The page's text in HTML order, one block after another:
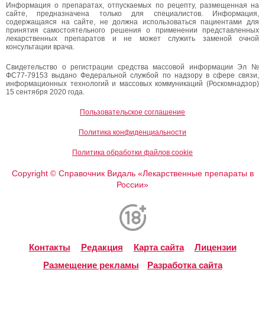
Информация о препаратах, отпускаемых по рецепту, размещенная на
сайте, предназначена только для специалистов. Информация,
содержащаяся на сайте, не должна использоваться пациентами для
принятия самостоятельного решения о применении представленных
лекарственных препаратов и не может служить заменой очной
консультации врача.
Свидетельство о регистрации средства массовой информации Эл №
ФС77-79153 выдано Федеральной службой по надзору в сфере связи,
информационных технологий и массовых коммуникаций (Роскомнадзор)
15 сентября 2020 года.
Пользовательское соглашение
Политика конфиденциальности
Политика обработки файлов cookie
Copyright ©Справочник Видаль «Лекарственные препараты в
России»
Контакты Редакция Карта сайта
Лицензии
Размещение рекламы
Разработка сайта